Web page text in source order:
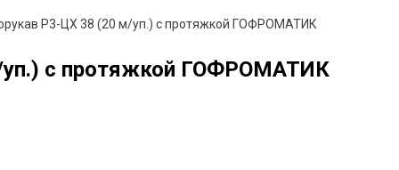
Р3-ЦХ 38 (20 м/уп.) с протяжкой ГОФРОМАТИК
с протяжкой ГОФРОМАТИК